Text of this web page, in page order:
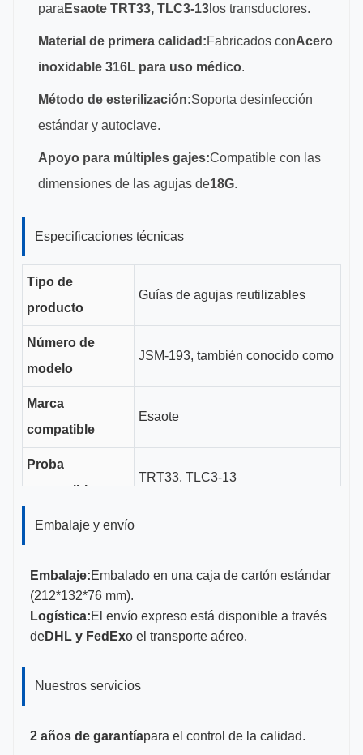
para Esaote TRT33, TLC3-13 los transductores.
Material de primera calidad:Fabricados conAcero
inoxidable 316L para uso médico.
Método de esterilización:Soporta desinfección
estándar y autoclave.
Apoyo para múltiples gajes:Compatible con las
dimensiones de las agujas de18G.
Especificaciones técnicas
Tipo de
producto
Guías de agujas reutilizables
Número de
modelo
JSM-193, también conocido como
Marca
compatible
Esaote
Proba
compatible
TRT33, TLC3-13
Duración del
Tamaños de
calibre
CE, ISO 13485, certificado por la
Embalaje y envío
Embalaje:Embalado en una caja de cartón estándar
(212*132*76 mm).
Logística:El envío expreso está disponible a través
deDHL y FedExo el transporte aéreo.
Nuestros servicios
2 años de garantíapara el control de la calidad.